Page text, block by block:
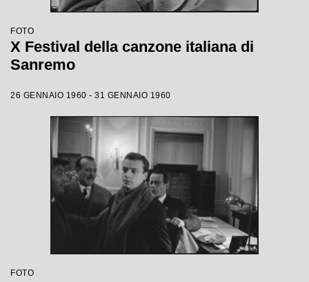
FOTO
X Festival della canzone italiana di
Sanremo
26 GENNAIO 1960 - 31 GENNAIO 1960
FOTO